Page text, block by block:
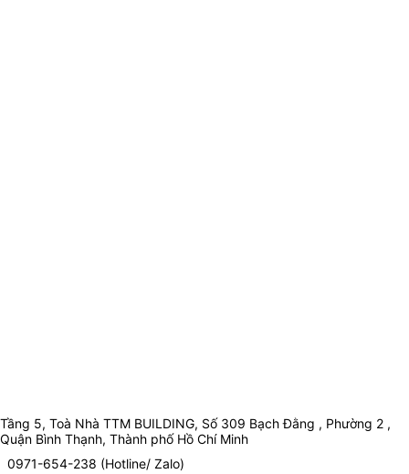
Tầng 5, Toà Nhà TTM BUILDING, Số 309 Bạch Đằng , Phường 2 ,
Quận Bình Thạnh, Thành phố Hồ Chí Minh
0971-654-238 (Hotline/ Zalo)